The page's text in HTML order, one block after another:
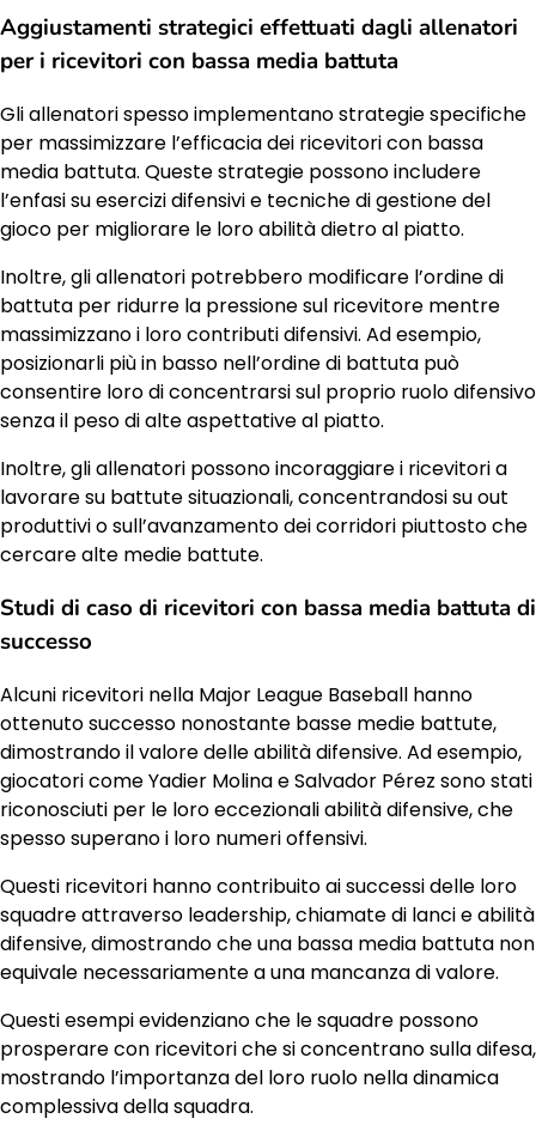
Aggiustamenti strategici effettuati dagli allenatori
per i ricevitori con bassa media battuta
Gli allenatori spesso implementano strategie specifiche
per massimizzare l’efficacia dei ricevitori con bassa
media battuta. Queste strategie possono includere
l’enfasi su esercizi difensivi e tecniche di gestione del
gioco per migliorare le loro abilità dietro al piatto.
Inoltre, gli allenatori potrebbero modificare l’ordine di
battuta per ridurre la pressione sul ricevitore mentre
massimizzano i loro contributi difensivi. Ad esempio,
posizionarli più in basso nell’ordine di battuta può
consentire loro di concentrarsi sul proprio ruolo difensivo
senza il peso di alte aspettative al piatto.
Inoltre, gli allenatori possono incoraggiare i ricevitori a
lavorare su battute situazionali, concentrandosi su out
produttivi o sull’avanzamento dei corridori piuttosto che
cercare alte medie battute.
Studi di caso di ricevitori con bassa media battuta di
successo
Alcuni ricevitori nella Major League Baseball hanno
ottenuto successo nonostante basse medie battute,
dimostrando il valore delle abilità difensive. Ad esempio,
giocatori come Yadier Molina e Salvador Pérez sono stati
riconosciuti per le loro eccezionali abilità difensive, che
spesso superano i loro numeri offensivi.
Questi ricevitori hanno contribuito ai successi delle loro
squadre attraverso leadership, chiamate di lanci e abilità
difensive, dimostrando che una bassa media battuta non
equivale necessariamente a una mancanza di valore.
Questi esempi evidenziano che le squadre possono
prosperare con ricevitori che si concentrano sulla difesa,
mostrando l’importanza del loro ruolo nella dinamica
complessiva della squadra.